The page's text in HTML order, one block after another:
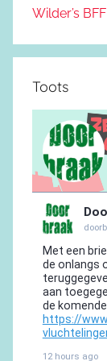
Wilder’s BFF
Toots